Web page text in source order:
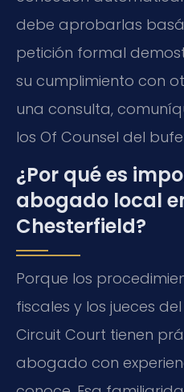
debe aprobarlas
petición formal
su cumplimiento con
una consulta,
los Of Counsel del
¿Por qué es
abogado local
Chesterfield?
Porque los
fiscales y los jueces
Circuit Court tienen
abogado con